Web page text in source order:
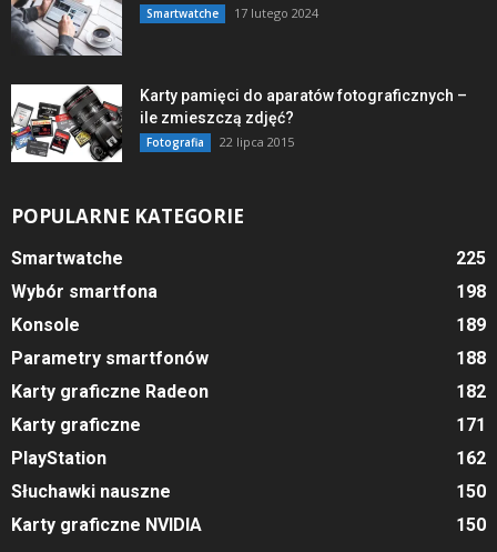
Smartwatche 17 lutego 2024
Karty pamięci do aparatów fotograficznych –
ile zmieszczą zdjęć?
Fotografia 22 lipca 2015
POPULARNE KATEGORIE
Smartwatche
225
Wybór smartfona
198
Konsole
189
Parametry smartfonów
188
Karty graficzne Radeon
182
Karty graficzne
171
PlayStation
162
Słuchawki nauszne
150
Karty graficzne NVIDIA
150